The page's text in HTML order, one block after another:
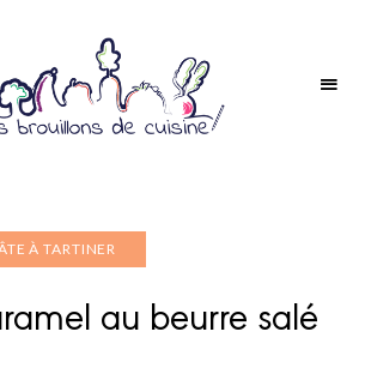
À TARTINER
au beurre salé